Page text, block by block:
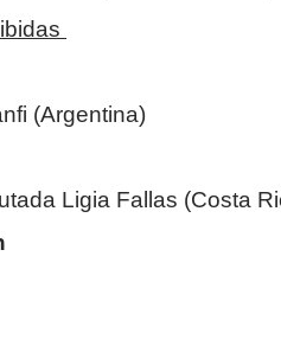
(Argentina)
Ligia Fallas (Costa